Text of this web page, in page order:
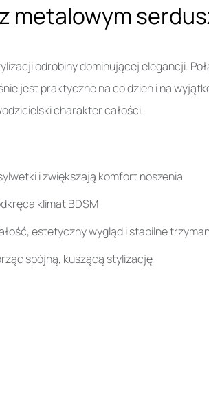
metalowym
odrobiny dominującej elegancji.
jest praktyczne na co dzień i na
charakter całości.
i zwiększają komfort noszenia
klimat BDSM
estetyczny wygląd i stabilne
spójną, kuszącą stylizację